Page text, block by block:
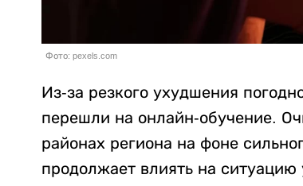
Фото: pexels.com
Из-за резкого ухудшения
перешли на онлайн-обучение.
районах региона на фоне
продолжает влиять на